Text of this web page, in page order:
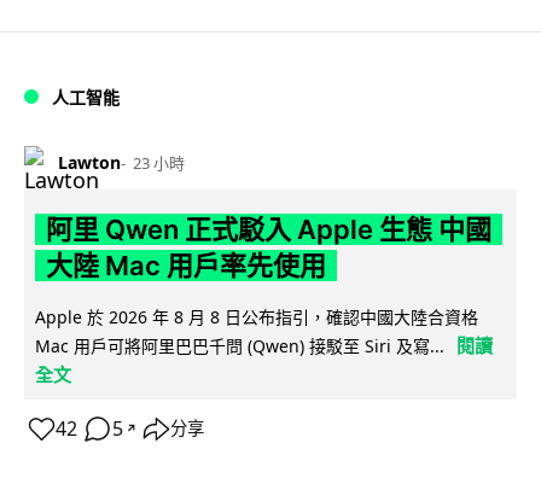
人工智能
Lawton 23 小時
阿里 Qwen 正式駁入 Apple 生態 中國
大陸 Mac 用戶率先使用
Apple 於 2026 年 8 月 8 日公布指引，確認中國大陸合資格
Mac 用戶可將阿里巴巴千問 (Qwen) 接駁至 Siri 及寫...
閱讀
全文
42 5 ↗ 分享